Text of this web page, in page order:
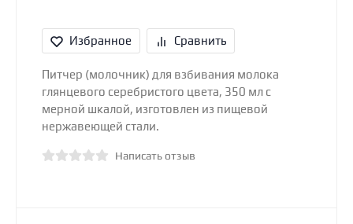
Избранное Сравнить
Питчер (молочник) для взбивания молока
глянцевого серебристого цвета, 350 мл с
мерной шкалой, изготовлен из пищевой
нержавеющей стали.
Написать отзыв